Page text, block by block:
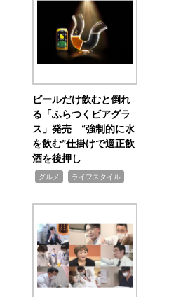
ビールだけ飲むと倒れ
る「ふらつくビアグラ
ス」発売 “強制的に水
を飲む”仕掛けで適正飲
酒を後押し
グルメ ライフスタイル